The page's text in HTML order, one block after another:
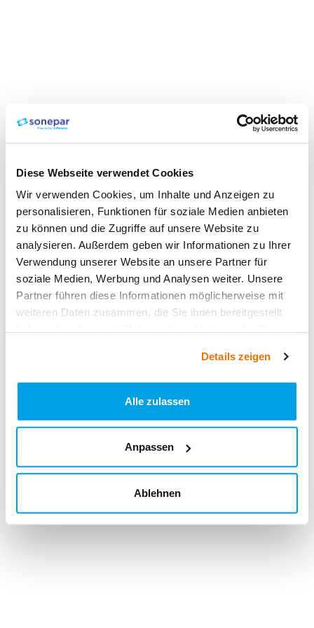
Diese Webseite verwendet Cookies
Wir verwenden Cookies, um Inhalte und Anzeigen zu
personalisieren, Funktionen für soziale Medien anbieten
zu können und die Zugriffe auf unsere Website zu
analysieren. Außerdem geben wir Informationen zu Ihrer
Verwendung unserer Website an unsere Partner für
soziale Medien, Werbung und Analysen weiter. Unsere
Partner führen diese Informationen möglicherweise mit
weiteren Daten zusammen, die Sie ihnen bereitgestellt
Details zeigen
Alle zulassen
Anpassen
Ablehnen